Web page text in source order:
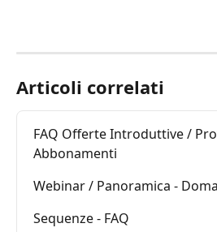
Articoli correlati
FAQ Offerte Introduttive /
Abbonamenti
Webinar / Panoramica -
Sequenze - FAQ